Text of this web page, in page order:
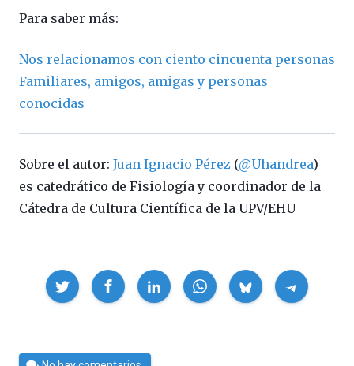
Para saber más:
Nos relacionamos con ciento cincuenta personas
Familiares, amigos, amigas y personas
conocidas
Sobre el autor: Juan Ignacio Pérez (@Uhandrea)
es catedrático de Fisiología y coordinador de la
Cátedra de Cultura Científica de la UPV/EHU
Compartir
Por